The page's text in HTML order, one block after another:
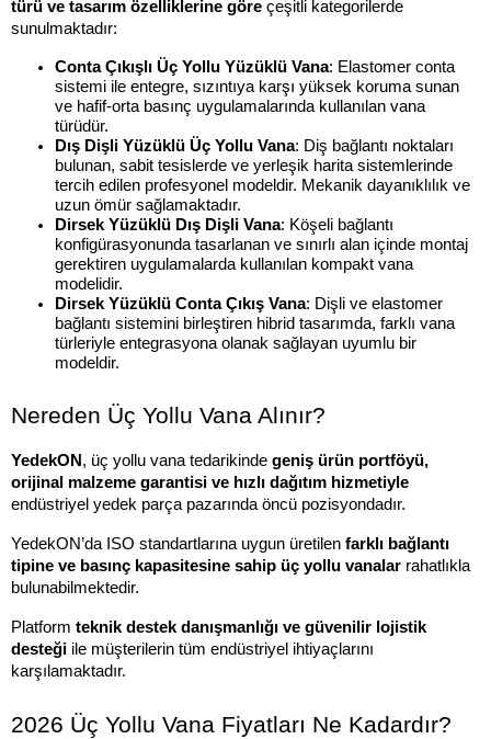
türü ve tasarım özelliklerine göre çeşitli kategorilerde
sunulmaktadır:
Conta Çıkışlı Üç Yollu Yüzüklü Vana: Elastomer conta
sistemi ile entegre, sızıntıya karşı yüksek koruma sunan
ve hafif-orta basınç uygulamalarında kullanılan vana
türüdür.
Dış Dişli Yüzüklü Üç Yollu Vana: Diş bağlantı noktaları
bulunan, sabit tesislerde ve yerleşik harita sistemlerinde
tercih edilen profesyonel modeldir. Mekanik dayanıklılık ve
uzun ömür sağlamaktadır.
Dirsek Yüzüklü Dış Dişli Vana: Köşeli bağlantı
konfigürasyonunda tasarlanan ve sınırlı alan içinde montaj
gerektiren uygulamalarda kullanılan kompakt vana
modelidir.
Dirsek Yüzüklü Conta Çıkış Vana: Dişli ve elastomer
bağlantı sistemini birleştiren hibrid tasarımda, farklı vana
türleriyle entegrasyona olanak sağlayan uyumlu bir
modeldir.
Nereden Üç Yollu Vana Alınır?
YedekON, üç yollu vana tedarikinde geniş ürün portföyü,
orijinal malzeme garantisi ve hızlı dağıtım hizmetiyle
endüstriyel yedek parça pazarında öncü pozisyondadır.
YedekON’da ISO standartlarına uygun üretilen farklı bağlantı
tipine ve basınç kapasitesine sahip üç yollu vanalar rahatlıkla
bulunabilmektedir.
Platform teknik destek danışmanlığı ve güvenilir lojistik
desteği ile müşterilerin tüm endüstriyel ihtiyaçlarını
karşılamaktadır.
2026 Üç Yollu Vana Fiyatları Ne Kadardır?